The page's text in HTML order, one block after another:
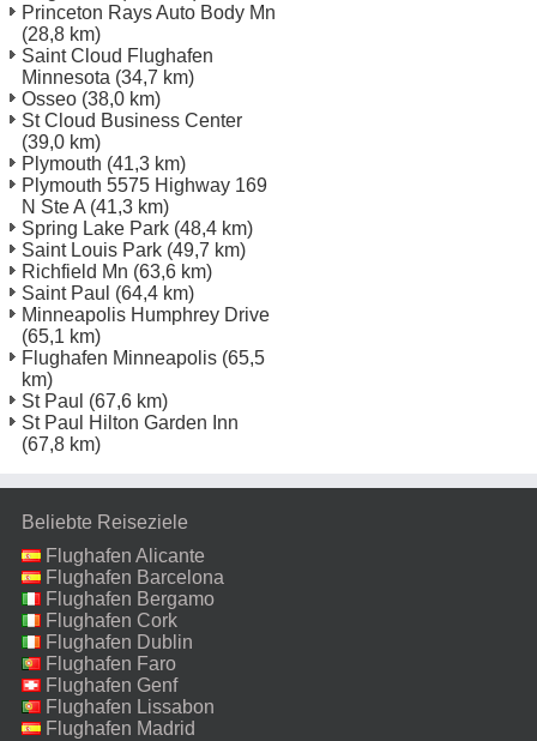
Princeton Rays Auto Body Mn
(28,8 km)
Saint Cloud Flughafen
Minnesota (34,7 km)
Osseo (38,0 km)
St Cloud Business Center
(39,0 km)
Plymouth (41,3 km)
Plymouth 5575 Highway 169
N Ste A (41,3 km)
Spring Lake Park (48,4 km)
Saint Louis Park (49,7 km)
Richfield Mn (63,6 km)
Saint Paul (64,4 km)
Minneapolis Humphrey Drive
(65,1 km)
Flughafen Minneapolis (65,5
km)
St Paul (67,6 km)
St Paul Hilton Garden Inn
(67,8 km)
Beliebte Reiseziele
Flughafen Alicante
Flughafen Barcelona
Flughafen Bergamo
Flughafen Cork
Flughafen Dublin
Flughafen Faro
Flughafen Genf
Flughafen Lissabon
Flughafen Madrid